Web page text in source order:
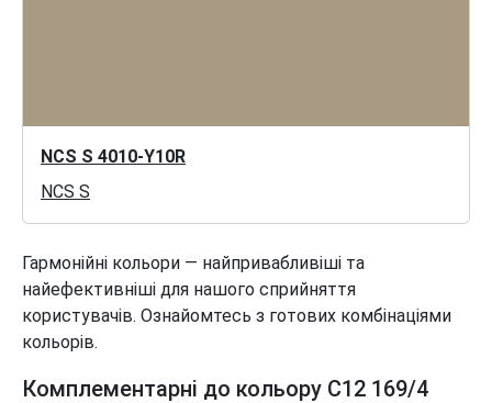
NCS S 4010-Y10R
NCS S
Гармонійні кольори — найпривабливіші та
найефективніші для нашого сприйняття
користувачів. Ознайомтесь з готових комбінаціями
кольорів.
Комплементарні до кольору C12 169/4